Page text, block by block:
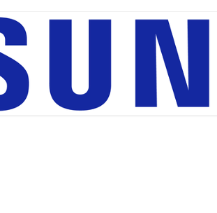
Adapter do zasilacza